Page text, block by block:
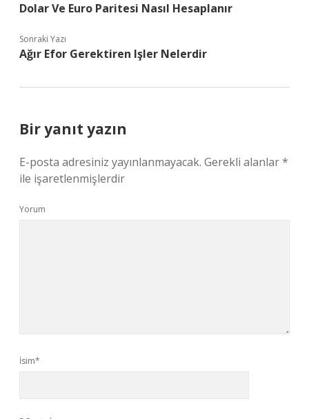
Dolar Ve Euro Paritesi Nasıl Hesaplanır
Sonraki Yazı
Ağır Efor Gerektiren Işler Nelerdir
Bir yanıt yazın
E-posta adresiniz yayınlanmayacak. Gerekli alanlar*
ile işaretlenmişlerdir
Yorum
İsim*